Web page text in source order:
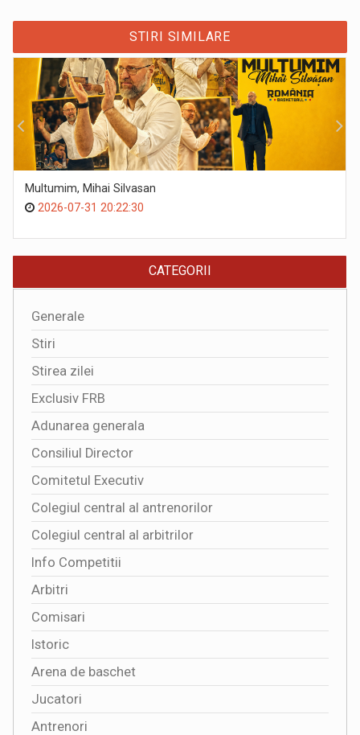
STIRI SIMILARE
Multumim, Mihai Silvasan
2026-07-31 20:22:30
CATEGORII
Generale
Stiri
Stirea zilei
Exclusiv FRB
Adunarea generala
Consiliul Director
Comitetul Executiv
Colegiul central al antrenorilor
Colegiul central al arbitrilor
Info Competitii
Arbitri
Comisari
Istoric
Arena de baschet
Jucatori
Antrenori